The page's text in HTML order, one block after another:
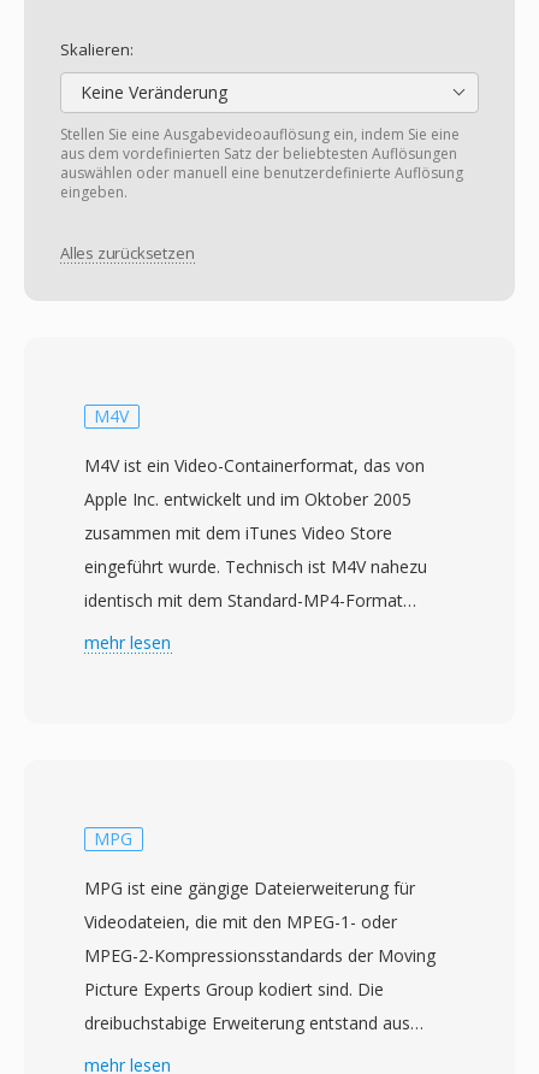
Skalieren:
Keine Veränderung
Stellen Sie eine Ausgabevideoauflösung ein, indem Sie eine
aus dem vordefinierten Satz der beliebtesten Auflösungen
auswählen oder manuell eine benutzerdefinierte Auflösung
eingeben.
Alles zurücksetzen
M4V
M4V ist ein Video-Containerformat, das von
Apple Inc. entwickelt und im Oktober 2005
zusammen mit dem iTunes Video Store
eingeführt wurde. Technisch ist M4V nahezu
identisch mit dem Standard-MP4-Format
(MPEG-4 Part 14), wobei der primäre
zugrunde liegende Containerstruktur und
Format enthält typischerweise H.264-Video und
AAC-Audio und unterstützt Auflösungen bis 4K
sowie Features wie Kapitelmarker,
Untertitelspuren und Metadaten-Tags für Titel,
Artwork und Bewertungen. Apple wählte die
mehr lesen
MPG
MPG ist eine gängige Dateierweiterung für
Videodateien, die mit den MPEG-1- oder
MPEG-2-Kompressionsstandards der Moving
Picture Experts Group kodiert sind. Die
dreibuchstabige Erweiterung entstand aus
frühen Windows- und DOS-Dateisystemen, die
mehr lesen